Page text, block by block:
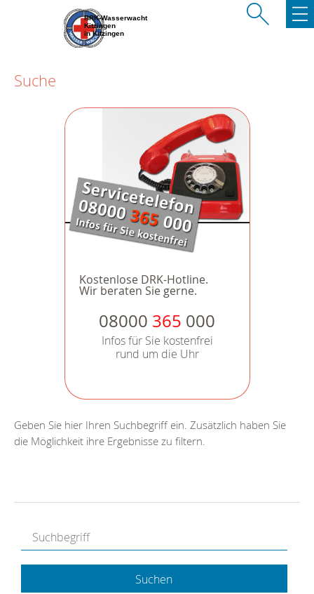
BRK-Wasserwacht
Kitzingen
in Kitzingen
Suche
Kostenlose DRK-Hotline.
Wir beraten Sie gerne.
08000 365 000
Infos für Sie kostenfrei
rund um die Uhr
Geben Sie hier Ihren Suchbegriff ein. Zusätzlich haben Sie
die Möglichkeit ihre Ergebnisse zu filtern.
Suchen